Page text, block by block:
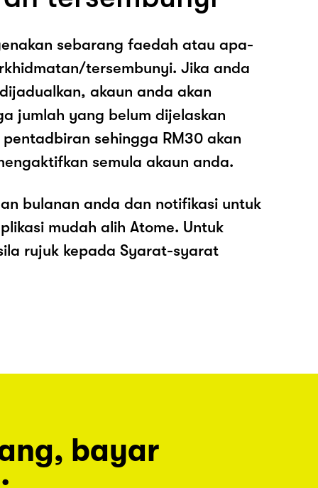
sebarang faedah atau apa-
tersembunyi. Jika anda
akaun anda akan
jumlah yang belum dijelaskan
sehingga RM30 akan
semula akaun anda.
bulanan anda dan notifikasi untuk
mudah alih Atome. Untuk
rujuk kepada Syarat-syarat
bayar